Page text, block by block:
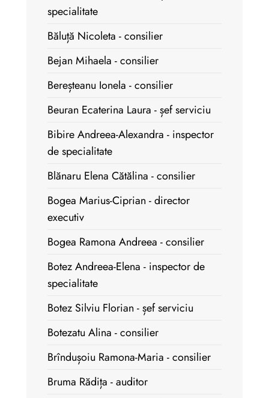
specialitate
Băluță Nicoleta - consilier
Bejan Mihaela - consilier
Bereșteanu Ionela - consilier
Beuran Ecaterina Laura - șef serviciu
Bibire Andreea-Alexandra - inspector
de specialitate
Blănaru Elena Cătălina - consilier
Bogea Marius-Ciprian - director
executiv
Bogea Ramona Andreea - consilier
Botez Andreea-Elena - inspector de
specialitate
Botez Silviu Florian - șef serviciu
Botezatu Alina - consilier
Brîndușoiu Ramona-Maria - consilier
Bruma Rădița - auditor